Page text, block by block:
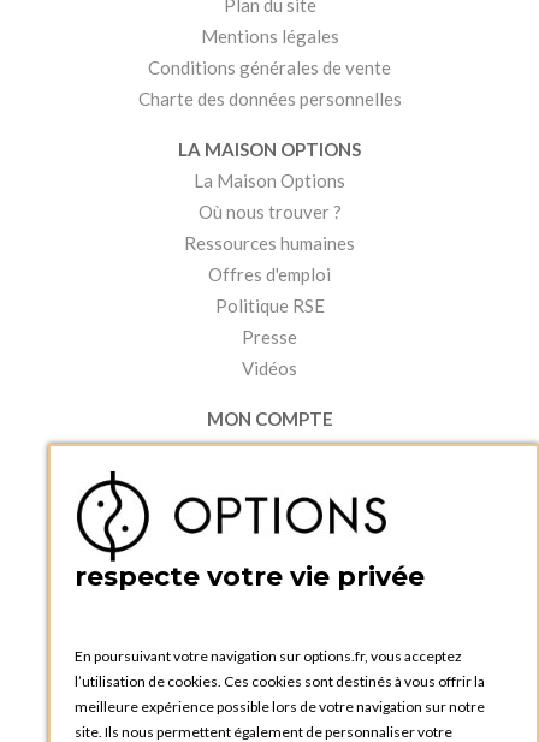
Plan du site
Mentions légales
Conditions générales de vente
Charte des données personnelles
LA MAISON OPTIONS
La Maison Options
Où nous trouver ?
Ressources humaines
Offres d'emploi
Politique RSE
Presse
Vidéos
MON COMPTE
Accéder à mon compte
Créer un compte
PRATIQUE
Catalogues et bons de commande
Tutoriels
respecte votre vie privée
En poursuivant votre navigation sur options.fr, vous acceptez
l’utilisation de cookies. Ces cookies sont destinés à vous offrir la
meilleure expérience possible lors de votre navigation sur notre
site. Ils nous permettent également de personnaliser votre